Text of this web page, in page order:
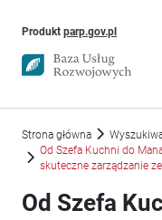
Produkt parp.gov.plUwaga,
Strona główna
Od Szefa Kuchni do
skuteczne zarządzanie
Od Szefa